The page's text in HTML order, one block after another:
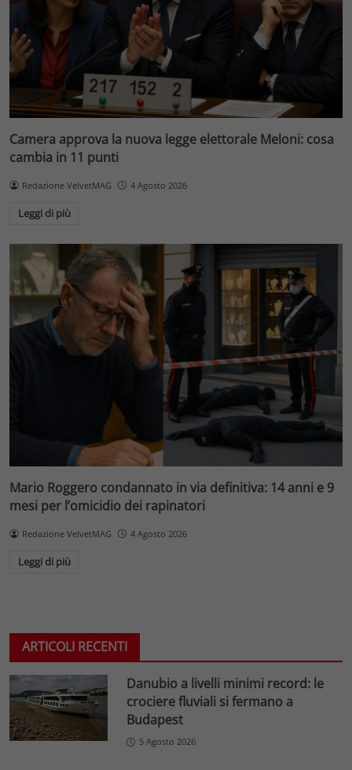
Camera approva la nuova legge elettorale Meloni: cosa
cambia in 11 punti
Redazione VelvetMAG 4 Agosto 2026
Leggi di più
Mario Roggero condannato in via definitiva: 14 anni e 9
mesi per l’omicidio dei rapinatori
Redazione VelvetMAG 4 Agosto 2026
Leggi di più
ARTICOLI RECENTI
Danubio a livelli minimi record: le
crociere fluviali si fermano a
Budapest
5 Agosto 2026